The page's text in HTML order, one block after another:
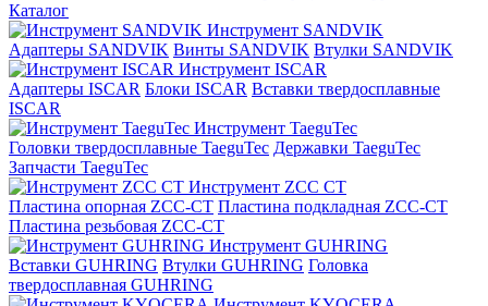
Каталог
Инструмент SANDVIK
Адаптеры SANDVIK Винты SANDVIK Втулки SANDVIK
Инструмент ISCAR
Адаптеры ISCAR Блоки ISCAR Вставки твердосплавные
ISCAR
Инструмент TaeguTec
Головки твердосплавные TaeguTec Державки TaeguTec
Запчасти TaeguTec
Инструмент ZCС CT
Пластина опорная ZCC-CT Пластина подкладная ZCC-CT
Пластина резьбовая ZCC-CT
Инструмент GUHRING
Вставки GUHRING Втулки GUHRING Головка
твердосплавная GUHRING